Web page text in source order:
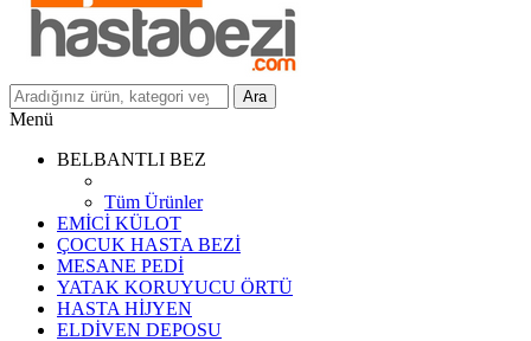
Ara
Menü
BELBANTLI BEZ
Tüm Ürünler
EMİCİ KÜLOT
ÇOCUK HASTA BEZİ
MESANE PEDİ
YATAK KORUYUCU ÖRTÜ
HASTA HİJYEN
ELDİVEN DEPOSU